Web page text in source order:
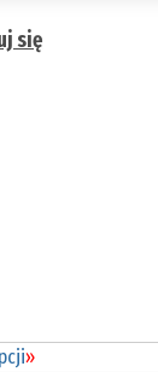
się
»